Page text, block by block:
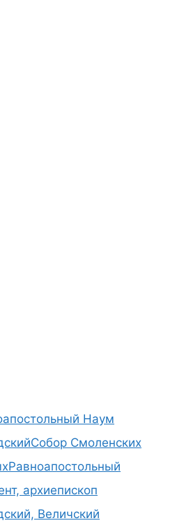
024
13
024
18
024
19
Наум
Собор Смоленских
Равноапостольный
архиепископ
Величский